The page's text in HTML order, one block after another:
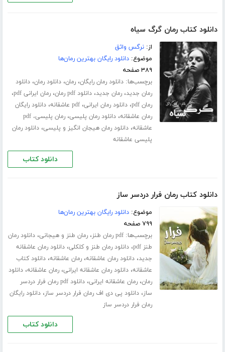
دانلود کتاب رمان گرگ سیاه
از:نرگس واثق
موضوع:دانلود رایگان بهترین رمان‌ها
۳۸۹ صفحه
برچسب‌ها:دانلود رمان رایگان،رمان،دانلود رمان،دانلود
رمان جدید،رمان جدید،دانلود pdf رمان ،رمان ایرانی pdf ،
رمان pdf ،دانلود رمان ایرانی،pdf عاشقانه ،دانلود رایگان
رمان عاشقانه،دانلود رمان پلیسی،
رمان پلیسی، pdf
عاشقانه،دانلود رمان هیجان انگیز و پلیسی،دانلود رمان
پلیسی عاشقانه
دانلود کتاب
دانلود کتاب رمان فرار دردسر ساز
موضوع:دانلود رایگان بهترین رمان‌ها
۷۹۹ صفحه
برچسب‌ها:pdf رمان طنز ،رمان طنز و هیجانی،دانلود رمان
طنز pdf
،دانلود رمان طنز و کلکلی،دانلود رمان عاشقانه
جدید،دانلود رمان عاشقانه،رمان عاشقانه،دانلود کتاب
عاشقانه،دانلود رمان عاشقانه ایرانی،رمان عاشقانه،دانلود
رمان،رمان عاشقانه ایرانی،
دانلود pdf رمان فرار دردسر
ساز،دانلود پی دی اف رمان فرار دردسر ساز،دانلود رایگان
رمان فرار دردسر ساز
دانلود کتاب